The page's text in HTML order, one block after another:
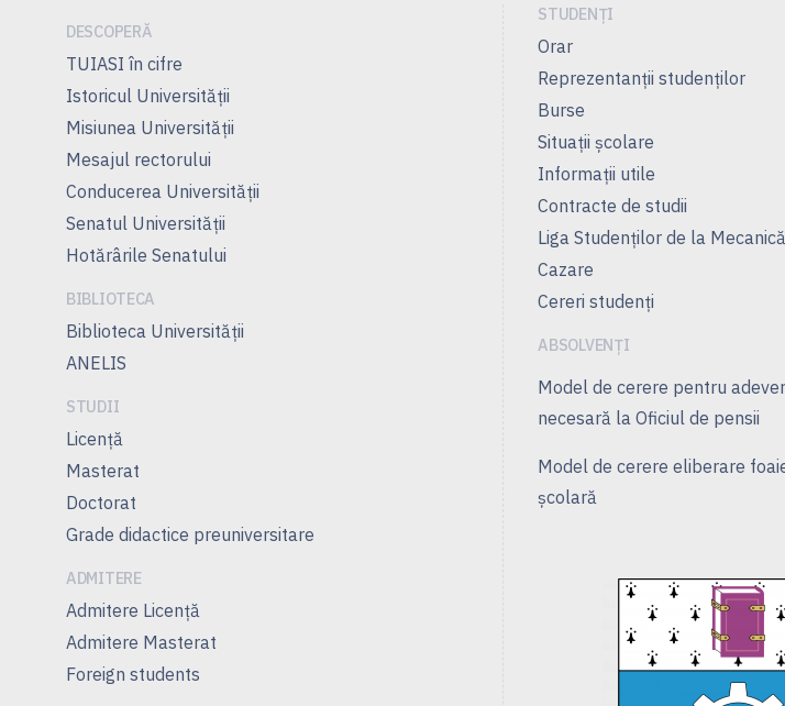
DESCOPERĂ
TUIASI în cifre
Istoricul Universităţii
Misiunea Universităţii
Mesajul rectorului
Conducerea Universităţii
Senatul Universității
Hotărârile Senatului
BIBLIOTECA
Biblioteca Universității
ANELIS
STUDII
Licență
Masterat
Doctorat
Grade didactice preuniversitare
ADMITERE
Admitere Licenţă
Admitere Masterat
Foreign students
STUDENȚI
Orar
Reprezentanţii studenţilor
Burse
Situații școlare
Informații utile
Contracte de studii
Liga Studenţilor de la Mecanică
Cazare
Cereri studenți
ABSOLVENȚI
Model de cerere pentru
necesară la Oficiul de pensii
Model de cerere eliberare
școlară